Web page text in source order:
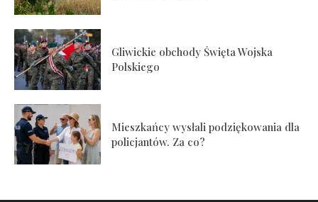
Gliwickie obchody Święta Wojska
Polskiego
Mieszkańcy wysłali podziękowania dla
policjantów. Za co?